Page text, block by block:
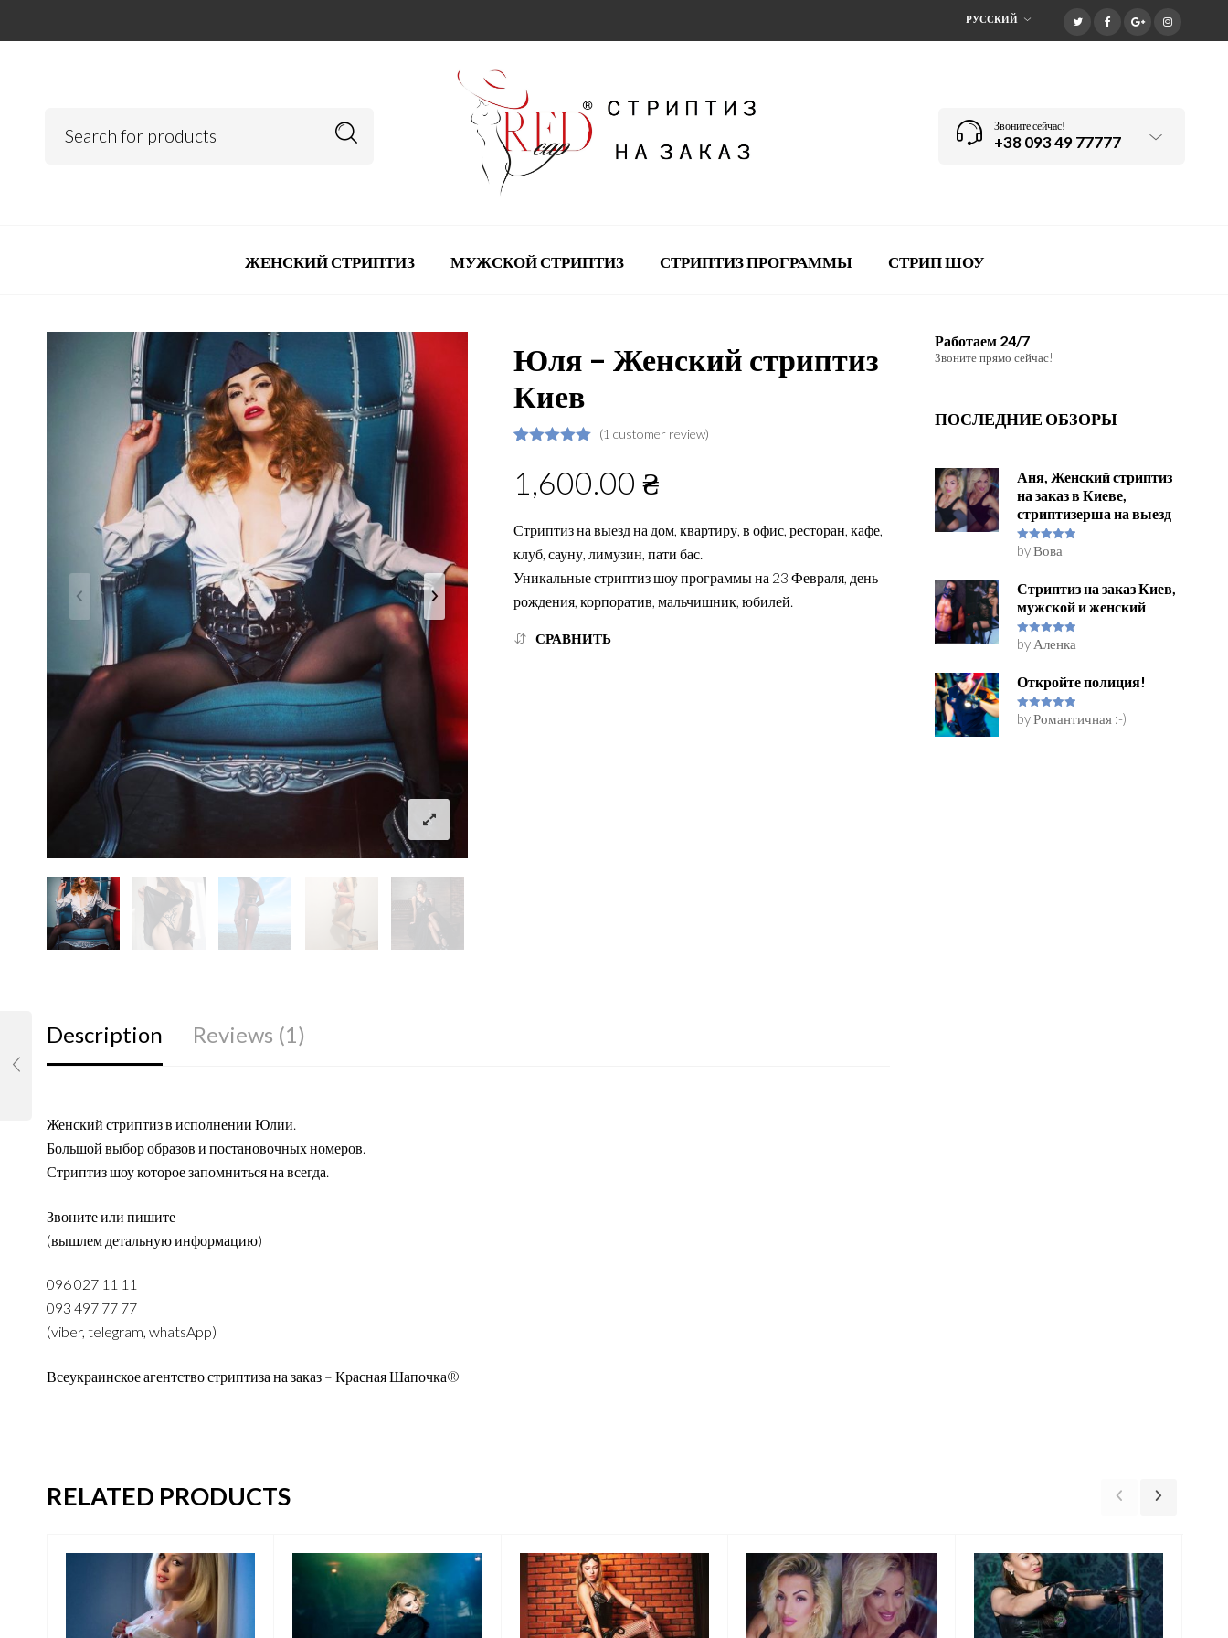
РУССКИЙ
Звоните сейчас!
+38 093 49 77777
ЖЕНСКИЙ СТРИПТИЗ МУЖСКОЙ СТРИПТИЗ СТРИПТИЗ ПРОГРАММЫ СТРИП ШОУ
Работаем 24/7
Звоните прямо сейчас!
ПОСЛЕДНИЕ ОБЗОРЫ
Аня, Женский стриптиз
на заказ в Киеве,
стриптизерша на выезд
Rated5out
of 5
by Вова
Стриптиз на заказ Киев,
мужской и женский
Rated5out
of 5
by Аленка
Откройте полиция!
Rated5out
of 5
by Романтичная :-)
Юля – Женский стриптиз
Киев
out of 5
based on
customer
(1 customer review)
1,600.00₴
Стриптиз на выезд на дом, квартиру, в офис, ресторан, кафе,
клуб, сауну, лимузин, пати бас.
Уникальные стриптиз шоу программы на 23 Февраля, день
рождения, корпоратив, мальчишник, юбилей.
СРАВНИТЬ
Description Reviews (1)
Женский стриптиз в исполнении Юлии.
Большой выбор образов и постановочных номеров.
Стриптиз шоу которое запомниться на всегда.
Звоните или пишите
(вышлем детальную информацию)
096 027 11 11
093 497 77 77
(viber, telegram, whatsApp)
Всеукраинское агентство стриптиза на заказ – Красная Шапочка®
RELATED PRODUCTS